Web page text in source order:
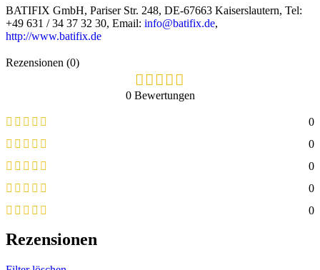
BATIFIX GmbH, Pariser Str. 248, DE-67663 Kaiserslautern, Tel:
+49 631 / 34 37 32 30, Email: info@batifix.de,
http://www.batifix.de
Rezensionen (0)
0 Bewertungen
0
0
0
0
0
Rezensionen